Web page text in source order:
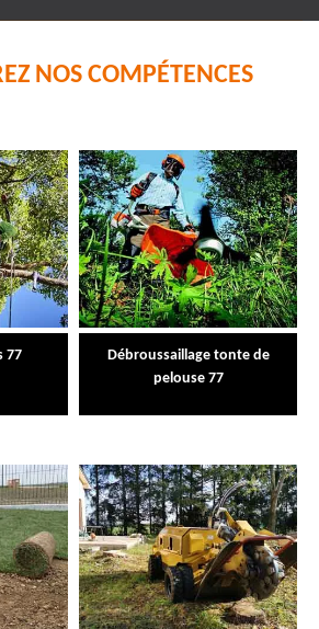
NOS COMPÉTENCES
77
Débroussaillage tonte de
pelouse 77